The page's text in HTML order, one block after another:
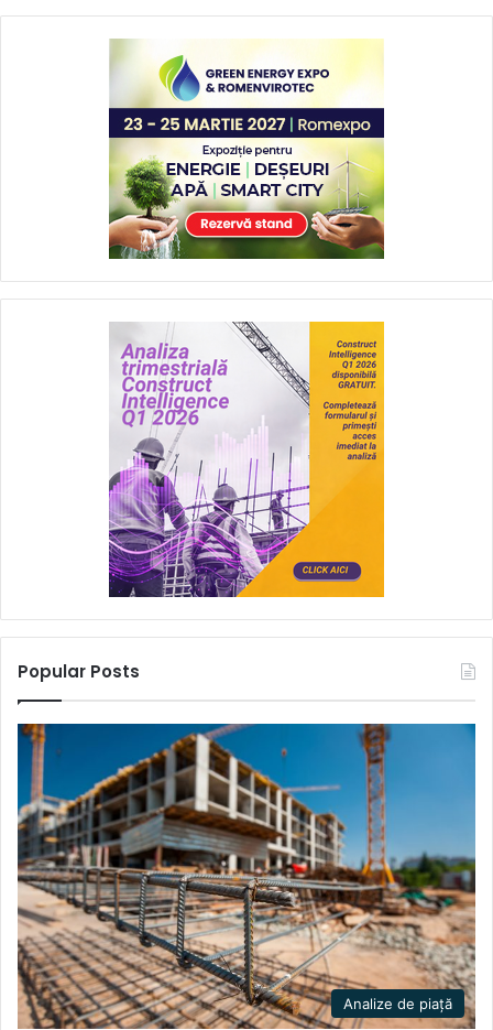
Popular Posts
Analize de piață